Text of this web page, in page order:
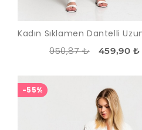
950,87 ₺ 459,90 ₺
-55%